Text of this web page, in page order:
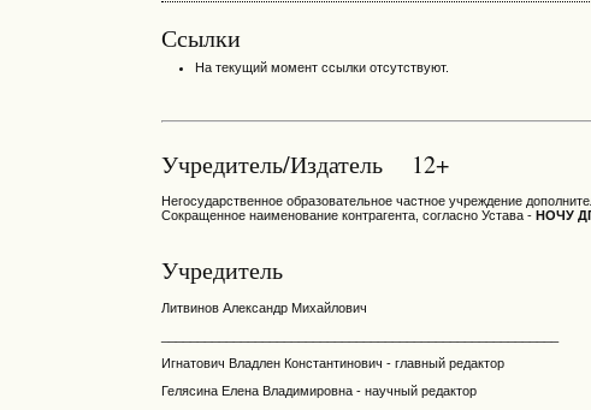
Ссылки
На текущий момент ссылки отсутствуют.
Учредитель/Издатель 12+
Негосударственное образовательное частное учреждение
Сокращенное наименование контрагента, согласно Устава -НОЧУ
Учредитель
Литвинов Александр Михайлович
Игнатович Владлен Константинович - главный редактор
Гелясина Елена Владимировна - научный редактор